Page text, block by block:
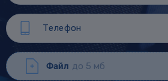
Файл до 5 мб